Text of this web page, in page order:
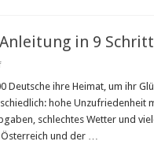
in 9
on
–
Anleitung
9
Schritten
Deutsche ihre Heimat, um ihr
hohe
schlechtes Wetter und
und der …